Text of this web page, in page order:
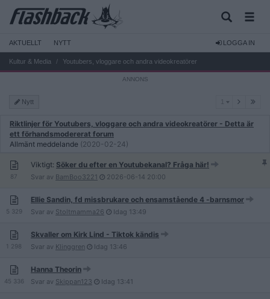
AKTUELLT NYTT LOGGA IN
Kultur & Media Youtubers, vloggare och andra videokreatörer
Nytt
Riktlinjer för Youtubers, vloggare och andra videokreatörer - Detta är
ett förhandsmodererat forum
Allmänt meddelande (2020-02-24)
87
Viktigt: Söker du efter en Youtubekanal? Fråga här!
Svar av BamBoo3221 2026-06-14 20:00
5 329
Ellie Sandin, fd missbrukare och ensamstående 4 -barnsmor
Svar av Stoltmamma26 Idag 13:49
1 298
Skvaller om Kirk Lind - Tiktok kändis
Svar av Klinggren Idag 13:46
45 336
Hanna Theorin
Svar av Skippan123 Idag 13:41